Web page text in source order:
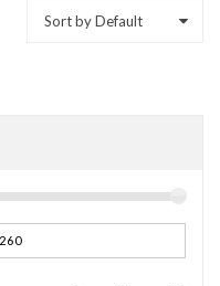
Sort by Default